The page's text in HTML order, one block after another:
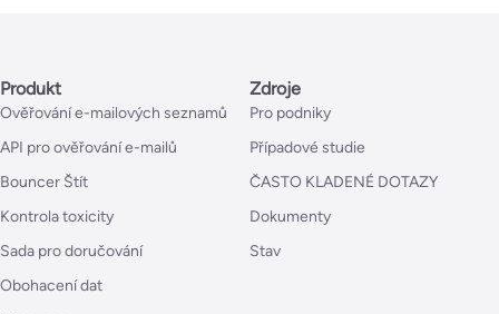
Produkt
Ověřování e-mailových seznamů
API pro ověřování e-mailů
Bouncer Štít
Kontrola toxicity
Sada pro doručování
Obohacení dat
Zdroje
Pro podniky
Případové studie
ČASTO KLADENÉ DOTAZY
Dokumenty
Stav